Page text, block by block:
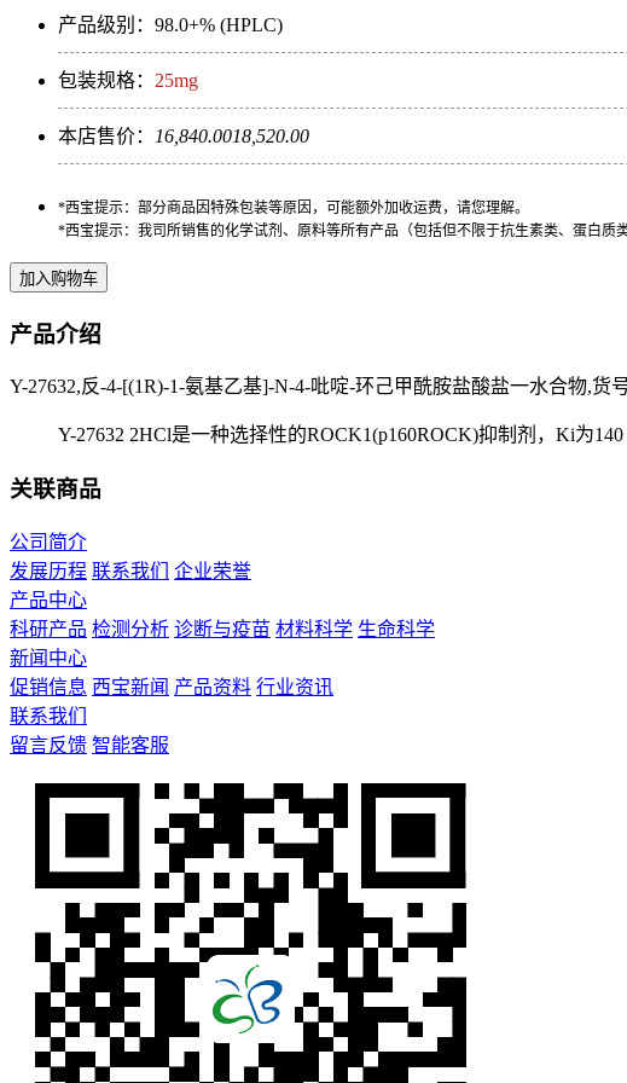
产品级别：98.0+% (HPLC)
包装规格： 25mg
本店售价： 16,840.0018,520.00
*西宝提示：部分商品因特殊包装等原因，可能额外加收运费，请您理解。
*西宝提示：我司所销售的化学试剂、原料等所有产品（包括但不限于抗生素类、蛋白质
产品介绍
Y-27632,反-4-[(1R)-1-氨基乙基]-N-4-吡啶-环己甲酰胺盐酸盐一水合物,货
Y-27632 2HCl是一种选择性的ROCK1(p160ROCK)抑制剂，Ki为
关联商品
公司简介
发展历程 联系我们
企业荣誉
产品中心
科研产品 检测分析 诊断与疫苗 材料科学 生命科学
新闻中心
促销信息 西宝新闻 产品资料 行业资讯
联系我们
留言反馈 智能客服